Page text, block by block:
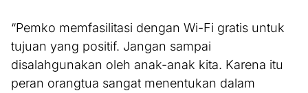
“Pemko memfasilitasi dengan Wi-Fi gratis untuk
tujuan yang positif. Jangan sampai
disalahgunakan oleh anak-anak kita. Karena itu
peran orangtua sangat menentukan dalam